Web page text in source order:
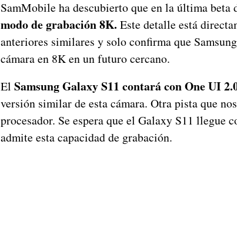
SamMobile ha descubierto que en la última beta
modo de grabación 8K. Este detalle está
anteriores similares y solo confirma que
cámara en 8K en un futuro cercano.
El Samsung Galaxy S11 contará con One UI
versión similar de esta cámara. Otra pista que
procesador. Se espera que el Galaxy S11 llegue
admite esta capacidad de grabación.